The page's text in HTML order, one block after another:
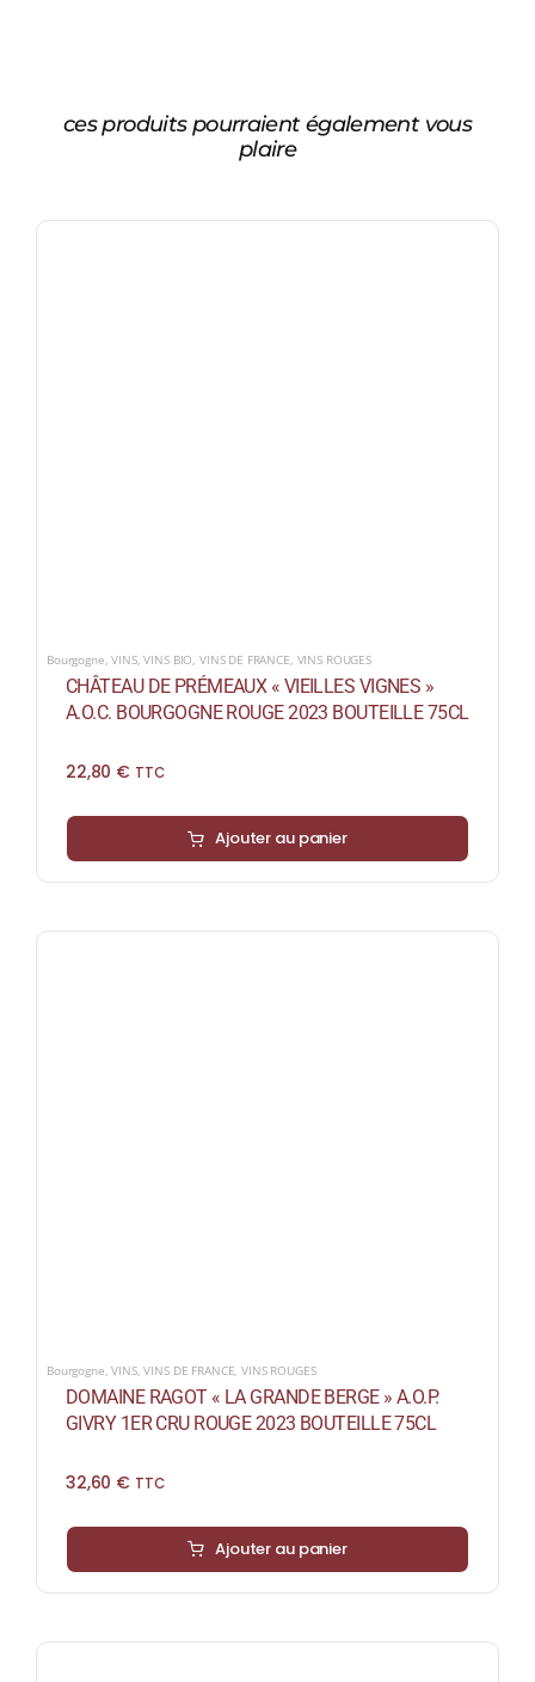
ces produits pourraient également vous
plaire
Bourgogne,VINS,VINS BIO, VINS DE FRANCE, VINS ROUGES
CHÂTEAU DE PRÉMEAUX « VIEILLES VIGNES »
A.O.C. BOURGOGNE ROUGE 2023 BOUTEILLE 75CL
22,80 € TTC
Ajouter au panier
Bourgogne,VINS,VINS DE FRANCE,VINS ROUGES
DOMAINE RAGOT « LA GRANDE BERGE » A.O.P.
GIVRY 1ER CRU ROUGE 2023 BOUTEILLE 75CL
32,60 € TTC
Ajouter au panier